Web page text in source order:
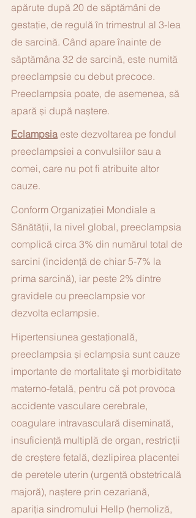
apărute după 20 de săptămâni de
gestaţie, de regulă în trimestrul al 3-lea
de sarcină. Când apare înainte de
săptămâna 32 de sarcină, este numită
preeclampsie cu debut precoce.
Preeclampsia poate, de asemenea, să
apară și după naștere.
Eclampsia este dezvoltarea pe fondul
preeclampsiei a convulsiilor sau a
comei, care nu pot fi atribuite altor
cauze.
Conform Organizației Mondiale a
Sănătății, la nivel global, preeclampsia
complică circa 3% din numărul total de
sarcini (incidenţă de chiar 5-7% la
prima sarcină), iar peste 2% dintre
gravidele cu preeclampsie vor
dezvolta eclampsie.
Hipertensiunea gestațională,
preeclampsia și eclampsia sunt cauze
importante de mortalitate şi morbiditate
materno-fetală, pentru că pot provoca
accidente vasculare cerebrale,
coagulare intravasculară diseminată,
insuficiență multiplă de organ, restricții
de creștere fetală, dezlipirea placentei
de peretele uterin (urgență obstetricală
majoră), naștere prin cezariană,
apariția sindromului Hellp (hemoliză,